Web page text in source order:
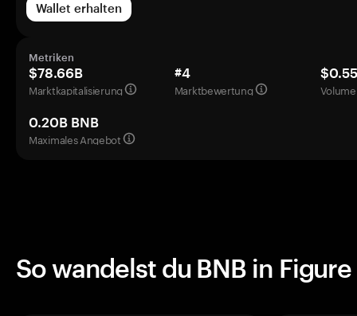
Wallet erhalten
Metriken
$78.66B
Marktkapitalisierung
#4
Marktbewertung
0.20B BNB
Maximales Angebot
So wandelst du BNB in